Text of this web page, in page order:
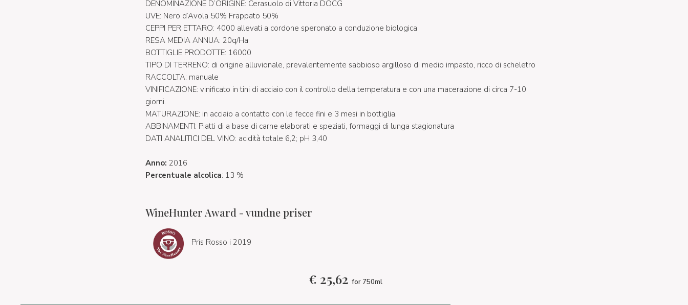
DENOMINAZIONE D’ORIGINE: Cerasuolo di Vittoria DOCG
UVE: Nero d’Avola 50% Frappato 50%
CEPPI PER ETTARO: 4000 allevati a cordone speronato a conduzione biologica
RESA MEDIA ANNUA: 20q/Ha
BOTTIGLIE PRODOTTE: 16000
TIPO DI TERRENO: di origine alluvionale, prevalentemente sabbioso argilloso di medio impasto, ricco di scheletro
RACCOLTA: manuale
VINIFICAZIONE: vinificato in tini di acciaio con il controllo della temperatura e con una macerazione di circa 7-10
giorni.
MATURAZIONE: in acciaio a contatto con le fecce fini e 3 mesi in bottiglia.
ABBINAMENTI: Piatti di a base di carne elaborati e speziati, formaggi di lunga stagionatura
DATI ANALITICI DEL VINO: acidità totale 6,2; pH 3,40
Anno: 2016
Percentuale alcolica: 13 %
WineHunter Award - vundne priser
Pris Rosso i 2019
€ 25,62 for 750ml